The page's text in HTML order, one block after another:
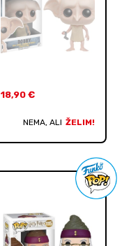
18,90 €
NEMA, ALI ŽELIM!